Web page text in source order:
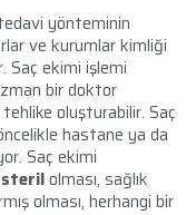
yönteminin
ve kurumlar kimliği
Saç ekimi işlemi
bir doktor
tehlike oluşturabilir. Saç
hastane ya da
Saç ekimi
sterilolması, sağlık
olması, herhangi bir